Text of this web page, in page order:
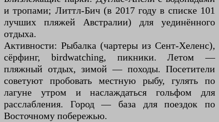
и тропами; Литтл-Бич (в 2017 году в списке 101
лучших пляжей Австралии) для уединённого
отдыха.
Активности: Рыбалка (чартеры из Сент-Хеленс),
сёрфинг, birdwatching, пикники. Летом —
пляжный отдых, зимой — походы. Посетители
советуют пробовать местную рыбу, гулять по
лагуне утром и наслаждаться гольфом для
расслабления. Город — база для поездок по
Восточному побережью.